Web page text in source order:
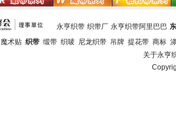
永亨织带 织带厂 永亨织带阿里巴巴
魔术贴 织带 缎带 织唛 尼龙织带 吊牌 提花带 商标
关于永亨